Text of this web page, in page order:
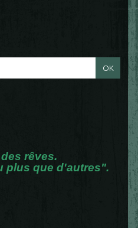
rêves.
plus que d'autres".